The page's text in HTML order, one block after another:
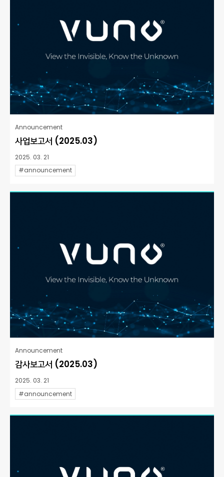
Announcement
사업보고서 (2025.03)
2025. 03. 21
#announcement
Announcement
감사보고서 (2025.03)
2025. 03. 21
#announcement